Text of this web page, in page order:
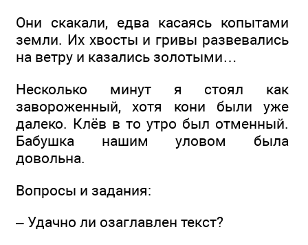
Они скакали, едва касаясь копытами
земли. Их хвосты и гривы развевались
на ветру и казались золотыми…
Несколько минут я стоял как
завороженный, хотя кони были уже
далеко. Клёв в то утро был отменный.
Бабушка нашим уловом была
довольна.
Вопросы и задания:
– Удачно ли озаглавлен текст?